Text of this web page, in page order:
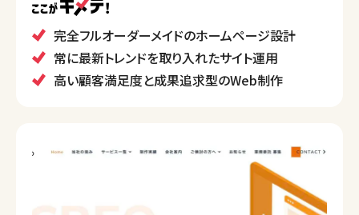
サービス継続率は95.5%と高い評価を得ています。
また、制作後のサポート体制も充実しており、更新やリ
ニューアルなど、長期的な運用支援も提供しています。
完全フルオーダーメイドのホームページ設計
常に最新トレンドを取り入れたサイト運用
高い顧客満足度と成果追求型のWeb制作